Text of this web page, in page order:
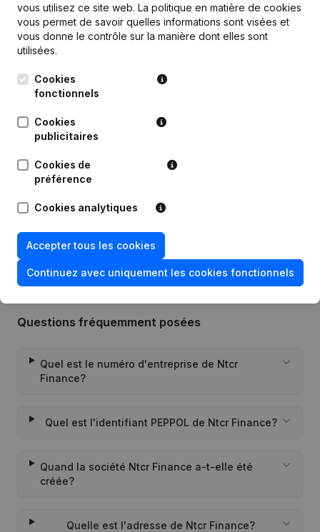
07-11-2023
Autres Modifications, …) -
Modification Forme Juridique -
Rubrique Constitution (Nouvelle
Succursale, etc...)
Questions fréquemment posées
Quel est le numéro d'entreprise de Ntcr
Finance?
Quel est l'identifiant PEPPOL de Ntcr Finance?
Quand la société Ntcr Finance a-t-elle été
créée?
Quelle est l'adresse de Ntcr Finance?
vous utilisez ce site web. La politique en matière de cookies
vous permet de savoir quelles informations sont visées et
vous donne le contrôle sur la manière dont elles sont
utilisées.
Cookies
fonctionnels
Cookies
publicitaires
Cookies de
préférence
Cookies analytiques
Accepter tous les cookies
Continuez avec uniquement les cookies fonctionnels